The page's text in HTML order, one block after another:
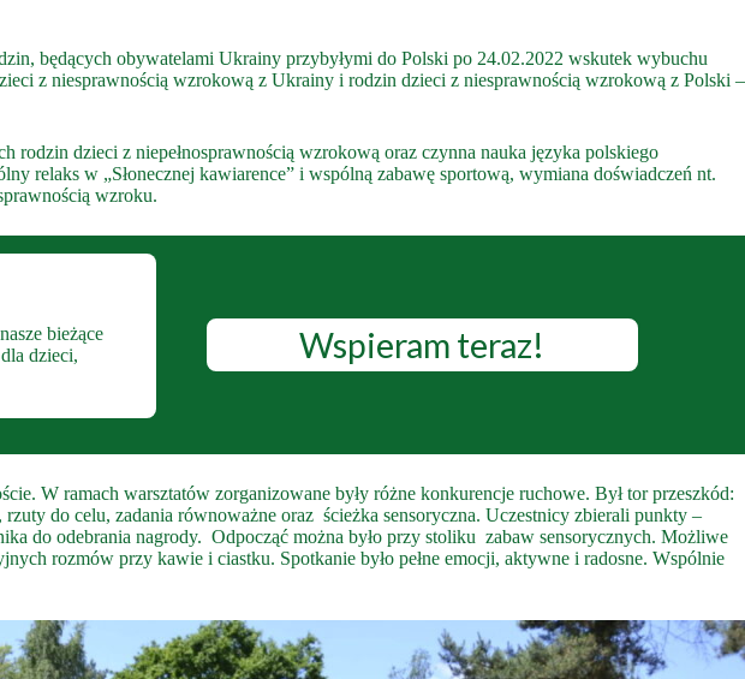
będących obywatelami Ukrainy przybyłymi do Polski po 24.02.2022 wskutek wybuchu
z niesprawnością wzrokową z Ukrainy i rodzin dzieci z niesprawnością wzrokową z Polski –
dzieci z niepełnosprawnością wzrokową oraz czynna nauka języka polskiego
relaks w „Słonecznej kawiarence” i wspólną zabawę sportową, wymiana doświadczeń nt.
wzroku.
bieżące
dzieci,
Wspieram teraz!
W ramach warsztatów zorganizowane były różne konkurencje ruchowe. Był tor przeszkód:
do celu, zadania równoważne oraz ścieżka sensoryczna. Uczestnicy zbierali punkty –
do odebrania nagrody. Odpocząć można było przy stoliku zabaw sensorycznych. Możliwe
rozmów przy kawie i ciastku. Spotkanie było pełne emocji, aktywne i radosne. Wspólnie